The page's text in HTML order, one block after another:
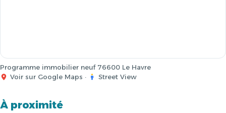
Programme immobilier neuf 76600 Le Havre
Voir sur Google Maps · Street View
À proximité